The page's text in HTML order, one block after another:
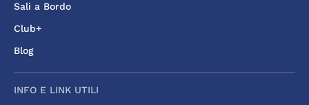
Sali a Bordo
Club+
Blog
INFO E LINK UTILI